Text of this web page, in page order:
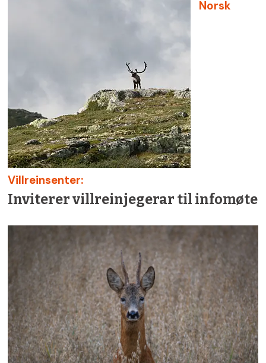
Norsk
Villreinsenter:
Inviterer villreinjegerar til infomøte